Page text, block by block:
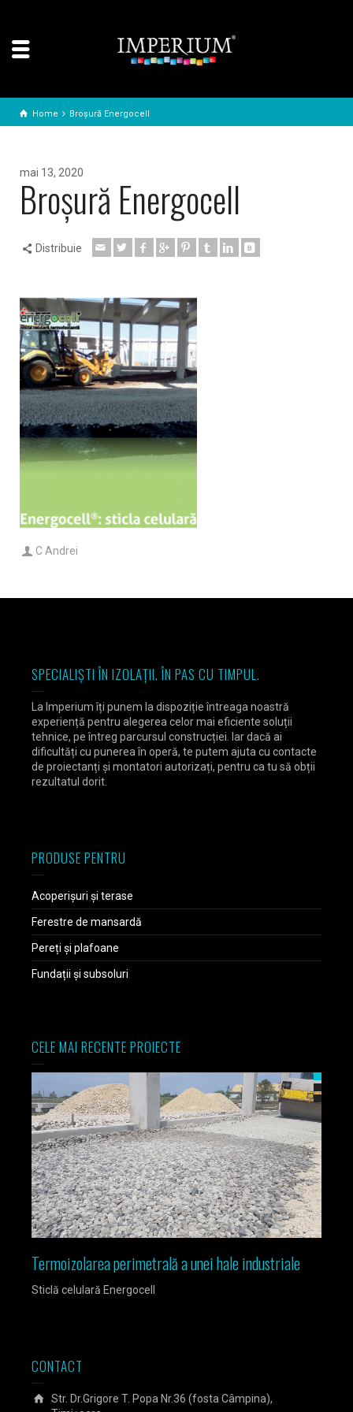
Home Broșură Energocell
mai 13, 2020
Broșură Energocell
Distribuie
C Andrei
SPECIALIȘTI ÎN IZOLAȚII. ÎN PAS CU TIMPUL.
La Imperium îți punem la dispoziție întreaga noastră
experiență pentru alegerea celor mai eficiente soluții
tehnice, pe întreg parcursul construcției. Iar dacă ai
dificultăți cu punerea în operă, te putem ajuta cu contacte
de proiectanți și montatori autorizați, pentru ca tu să obții
rezultatul dorit.
PRODUSE PENTRU
Acoperișuri și terase
Ferestre de mansardă
Pereți și plafoane
Fundații și subsoluri
CELE MAI RECENTE PROIECTE
Termoizolarea perimetrală a unei hale industriale
Sticlă celulară Energocell
CONTACT
Str. Dr.Grigore T. Popa Nr.36 (fosta Câmpina),